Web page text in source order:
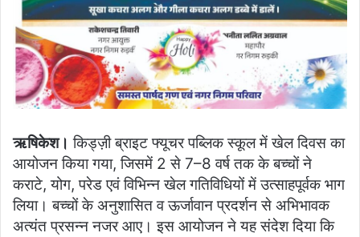
ऋषिकेश। किड्ज़ी ब्राइट फ्यूचर पब्लिक स्कूल में खेल दिवस का
आयोजन किया गया, जिसमें 2 से 7–8 वर्ष तक के बच्चों ने
कराटे, योग, परेड एवं विभिन्न खेल गतिविधियों में उत्साहपूर्वक भाग
लिया। बच्चों के अनुशासित व ऊर्जावान प्रदर्शन से अभिभावक
अत्यंत प्रसन्न नजर आए। इस आयोजन ने यह संदेश दिया कि